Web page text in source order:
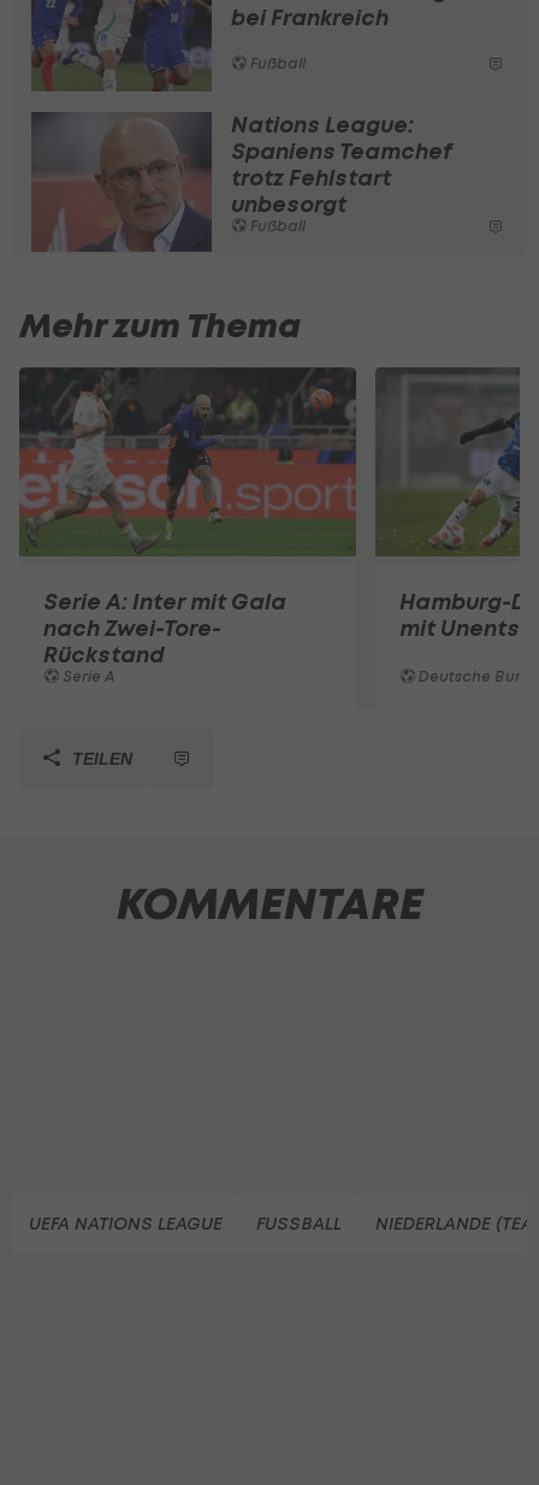
bei Frankreich
Fußball
Nations League:
Spaniens Teamchef
trotz Fehlstart
unbesorgt
Fußball
Mehr zum Thema
Serie A: Inter mit Gala
nach Zwei-Tore-
Rückstand
Serie A
Hamburg-
mit
Deutsche
TEILEN
KOMMENTARE
UEFA NATIONS LEAGUE FUSSBALL NIEDERLANDE